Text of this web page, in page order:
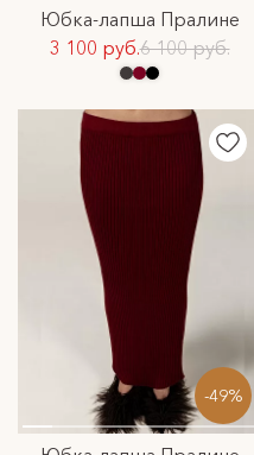
Юбка-лапша Пралине
3 100 руб.6 100 руб.
-49%